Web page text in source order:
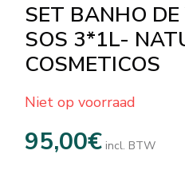
SET BANHO
SOS 3*1L-
COSMETICOS
Niet op voorraad
95,00€ incl. BTW